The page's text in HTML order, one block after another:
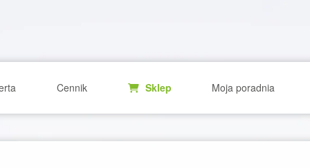
Cennik Sklep Moja poradnia